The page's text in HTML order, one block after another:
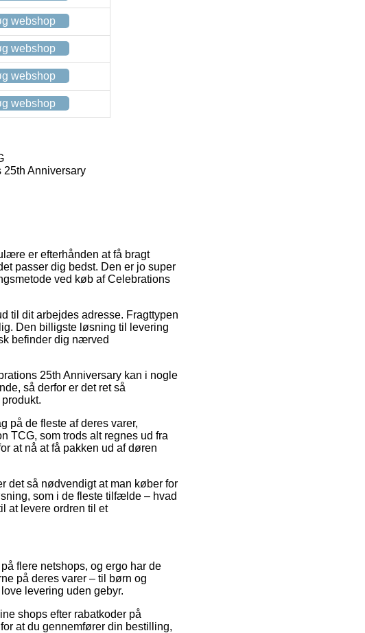
webshop
webshop
webshop
webshop
25th Anniversary
er efterhånden at få bragt
passer dig bedst. Den er jo super
ved køb af Celebrations
til dit arbejdes adresse. Fragttypen
Den billigste løsning til levering
befinder dig nærved
25th Anniversary kan i nogle
så derfor er det ret så
på de fleste af deres varer,
TCG, som trods alt regnes ud fra
at nå at få pakken ud af døren
det så nødvendigt at man køber for
som i de fleste tilfælde – hvad
at levere ordren til et
flere netshops, og ergo har de
på deres varer – til børn og
levering uden gebyr.
shops efter rabatkoder på
at du gennemfører din bestilling,